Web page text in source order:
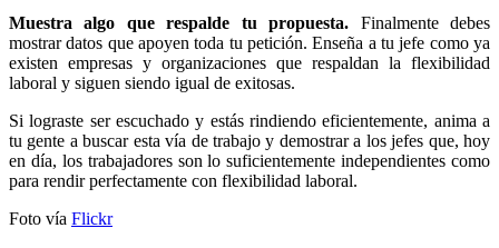
Muestra algo que respalde tu propuesta. Finalmente debes
mostrar datos que apoyen toda tu petición. Enseña a tu jefe como ya
existen empresas y organizaciones que respaldan la flexibilidad
laboral y siguen siendo igual de exitosas.
Si lograste ser escuchado y estás rindiendo eficientemente, anima a
tu gente a buscar esta vía de trabajo y demostrar a los jefes que, hoy
en día, los trabajadores son lo suficientemente independientes como
para rendir perfectamente con flexibilidad laboral.
Foto vía Flickr